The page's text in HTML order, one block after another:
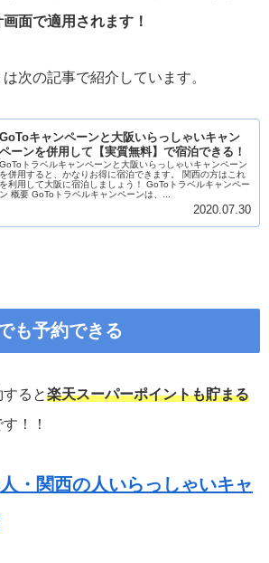
面で適用されます！
次の記事で紹介しています。
GoToキャンペーンと大阪いらっしゃいキャン
ペーンを併用して【実質無料】で宿泊できる！
GoToトラベルキャンペーンと大阪いらっしゃいキャンペーン
を併用すると、かなりお得に宿泊できます。 関西の方はこれ
を利用して大阪に宿泊しましょう！ GoToトラベルキャンペー
ン 概要 GoToトラベルキャンペーンは、...
2020.07.30
も予約できる
ると楽天スーパーポイントも貯まる
！！
・関西の人いらっしゃいキャ